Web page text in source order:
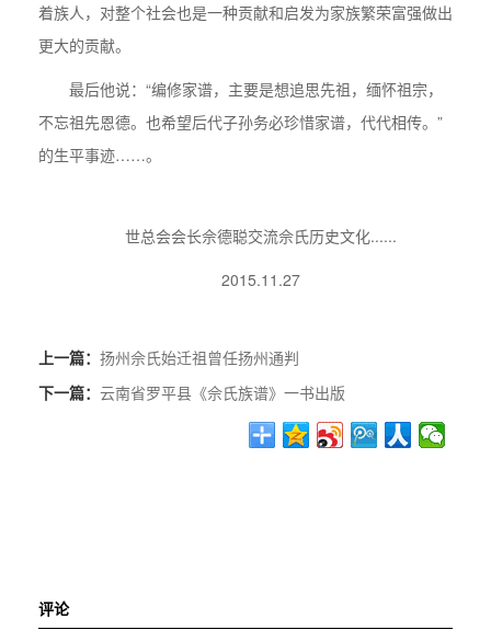
着族人，对整个社会也是一种贡献和启发为家族繁荣富强做出
更大的贡献。
最后他说：“编修家谱，主要是想追思先祖，缅怀祖宗，
不忘祖先恩德。也希望后代子孙务必珍惜家谱，代代相传。”
的生平事迹……。
世总会会长佘德聪交流佘氏历史文化......
2015.11.27
上一篇： 扬州佘氏始迁祖曾任扬州通判
下一篇： 云南省罗平县《佘氏族谱》一书出版
评论